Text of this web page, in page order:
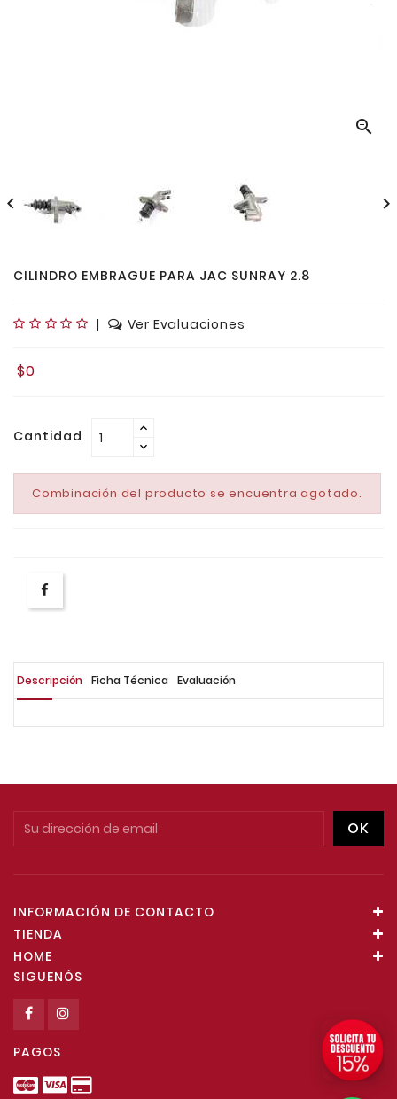

 
CILINDRO EMBRAGUE PARA JAC SUNRAY 2.8
| Ver Evaluaciones
$0
Cantidad
Combinación del producto se encuentra agotado.
Descripción Ficha Técnica Evaluación
INFORMACIÓN DE CONTACTO
TIENDA
HOME
SIGUENÓS
PAGOS